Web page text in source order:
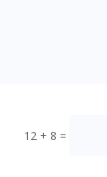
12 + 8 =